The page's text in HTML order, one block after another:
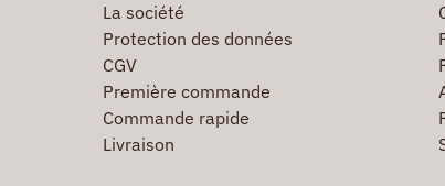
La société
Protection des données
CGV
Première commande
Commande rapide
Livraison